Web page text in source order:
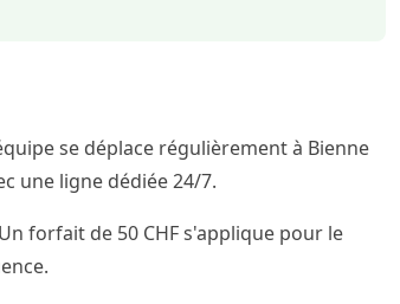
se déplace régulièrement à Bienne
une ligne dédiée 24/7.
Un forfait de 50 CHF s'applique pour le